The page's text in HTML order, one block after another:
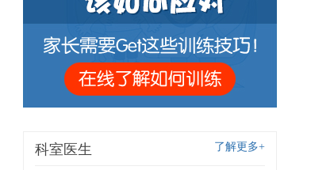
了解更多+
科室医生